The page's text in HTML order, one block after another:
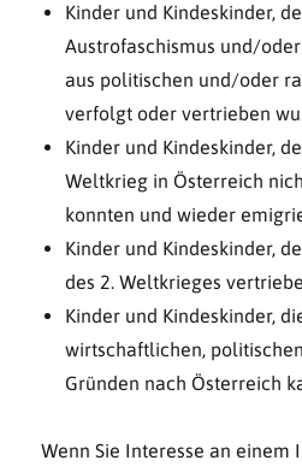
Kinder und Kindeskinder,
Austrofaschismus und/
aus politischen und/oder
verfolgt oder vertrieben
Kinder und Kindeskinder,
Weltkrieg in Österreich
konnten und wieder
Kinder und Kindeskinder,
des 2. Weltkrieges
Kinder und Kindeskinder,
wirtschaftlichen,
Gründen nach Österreich
Wenn Sie Interesse an einem